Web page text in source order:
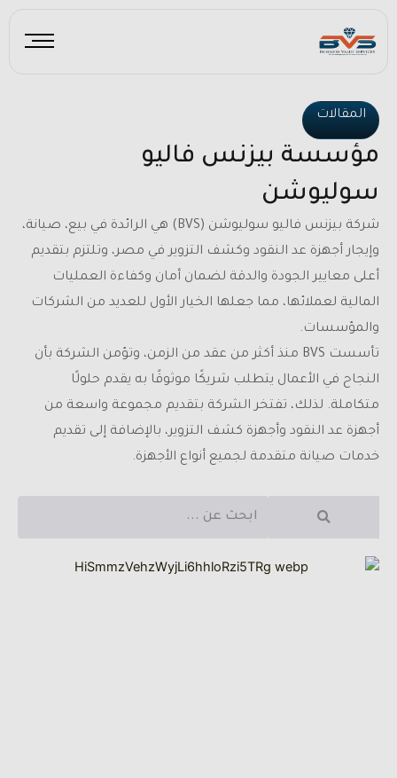
المحتوى
المقالات
مؤسسة بيزنس فاليو
سوليوشن
شركة بيزنس فاليو سوليوشن (BVS) هي الرائدة في بيع، صيانة،
وإيجار أجهزة عد النقود وكشف التزوير في مصر، وتلتزم بتقديم
أعلى معايير الجودة والدقة لضمان أمان وكفاءة العمليات
المالية لعملائها، مما جعلها الخيار الأول للعديد من الشركات
والمؤسسات.
تأسست BVS منذ أكثر من عقد من الزمن، وتؤمن الشركة بأن
النجاح في الأعمال يتطلب شريكًا موثوقًا به يقدم حلولًا
متكاملة. لذلك، تفتخر الشركة بتقديم مجموعة واسعة من
أجهزة عد النقود وأجهزة كشف التزوير، بالإضافة إلى تقديم
خدمات صيانة متقدمة لجميع أنواع الأجهزة.